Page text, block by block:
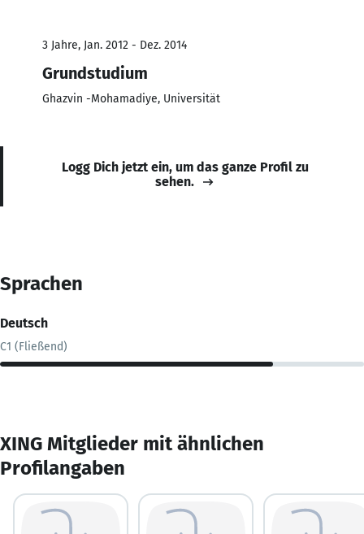
3 Jahre, Jan. 2012 - Dez. 2014
Grundstudium
Ghazvin -Mohamadiye, Universität
Logg Dich jetzt ein, um das ganze Profil zu
sehen.
Sprachen
Deutsch
C1 (Fließend)
XING Mitglieder mit ähnlichen
Profilangaben